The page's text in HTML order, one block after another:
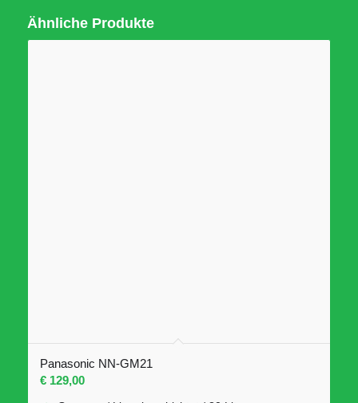
Ähnliche Produkte
Panasonic NN-GM21
€129,00